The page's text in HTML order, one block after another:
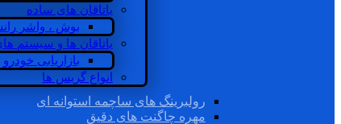
یاتاقان های ساده
بوش ، واشر
یاتاقان ها و سیستم
بازاریابی خودرو
انواع گریس ها
رولبرینگ های ساچمه استوانه ای
مهره چاگنت های دقیق